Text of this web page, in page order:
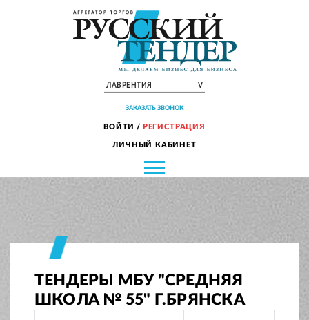
ЛАВРЕНТИЯ V
ЗАКАЗАТЬ ЗВОНОК
ВОЙТИ / РЕГИСТРАЦИЯ
ЛИЧНЫЙ КАБИНЕТ
ТЕНДЕРЫ МБУ "СРЕДНЯЯ
ШКОЛА № 55" Г.БРЯНСКА